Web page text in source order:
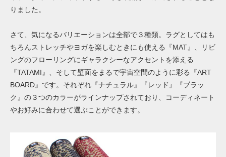
りました。
さて、気になるバリエーションは全部で３種類。ラグとしてはも
ちろんストレッチやヨガを楽しむときにも使える『MAT』、リビ
ングのフローリングにギャラクシーなアクセントを添える
『TATAMI』、そして壁面をまるで宇宙空間のように彩る『ART
BOARD』です。それぞれ『ナチュラル』『レッド』『ブラッ
ク』の３つのカラーがラインナップされており、コーディネート
やお好みに合わせて選ぶことができます。